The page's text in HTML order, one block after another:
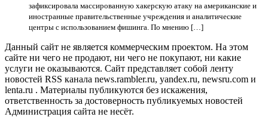
зафиксировала массированную хакерскую атаку на американские и
иностранные правительственные учреждения и аналитические
центры с использованием фишинга. По мнению […]
Данный сайт не является коммерческим проектом. На этом
сайте ни чего не продают, ни чего не покупают, ни какие
услуги не оказываются. Сайт представляет собой ленту
новостей RSS канала news.rambler.ru, yandex.ru, newsru.com и
lenta.ru . Материалы публикуются без искажения,
ответственность за достоверность публикуемых новостей
Администрация сайта не несёт.